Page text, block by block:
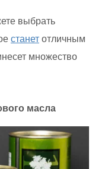
выбрать
станет отличным
множество
масла